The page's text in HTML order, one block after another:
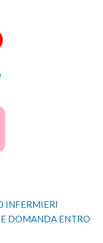
INFERMIERI
DOMANDA ENTRO